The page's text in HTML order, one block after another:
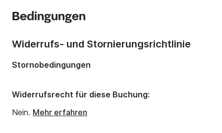
Anzahl Schlafplätze:
Motorleistung:135PS
Bedingungen
Widerrufs- und Stornierungsrichtlinie
Stornobedingungen
Widerrufsrecht für diese Buchung:
Nein. Mehr erfahren